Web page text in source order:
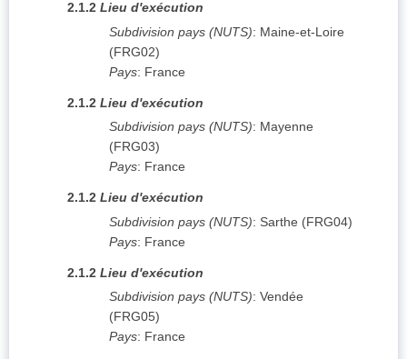
2.1.2 Lieu d'exécution
Subdivision pays (NUTS): Maine-et-Loire
(FRG02)
Pays: France
2.1.2 Lieu d'exécution
Subdivision pays (NUTS): Mayenne
(FRG03)
Pays: France
2.1.2 Lieu d'exécution
Subdivision pays (NUTS): Sarthe (FRG04)
Pays: France
2.1.2 Lieu d'exécution
Subdivision pays (NUTS): Vendée
(FRG05)
Pays: France